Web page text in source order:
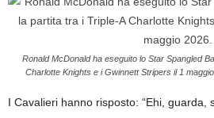
Ronald McDonald ha eseguito lo Star Spangled
Charlotte Knights e i Gwinnett Stripers il 1 maggio
I Cavalieri hanno risposto: “Ehi, guarda,